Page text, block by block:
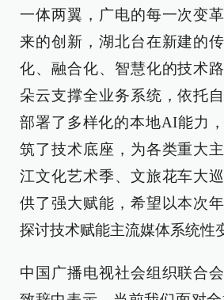
一体两翼，广电的每一次变
来的创新，湖北台在新建的
化、融合化、智慧化的技术
朵云支撑全业务系统，依托
部署了多样化的本地AI能力
筑了技术底座，为各类重大
江文化艺术季、文旅花车大
供了强大赋能，希望以本次
探讨技术赋能主流媒体系统性
中国广播电视社会组织联合